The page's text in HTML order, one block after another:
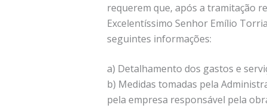
requerem que, após a tramitação
Excelentíssimo Senhor Emílio
seguintes informações:
a) Detalhamento dos gastos e
b) Medidas tomadas pela
pela empresa responsável pela